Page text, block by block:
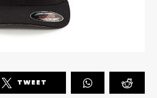
TWEET